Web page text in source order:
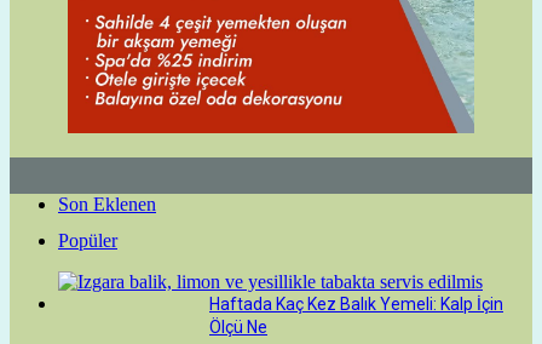
Son Eklenen
Popüler
Haftada Kaç Kez Balık Yemeli: Kalp İçin
Ölçü Ne